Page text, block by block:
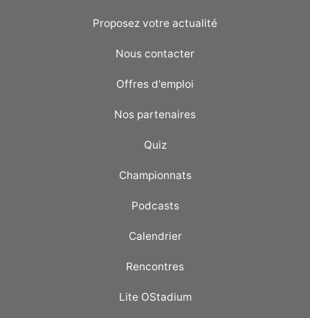
Proposez votre actualité
Nous contacter
Offres d'emploi
Nos partenaires
Quiz
Championnats
Podcasts
Calendrier
Rencontres
Lite OStadium